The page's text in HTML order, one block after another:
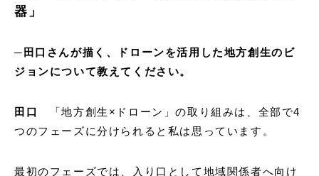
器」
─田口さんが描く、ドローンを活用した地方創生のビ
ジョンについて教えてください。
田口
「地方創生×ドローン」の取り組みは、全部で4
つのフェーズに分けられると私は思っています。
最初のフェーズでは、入り口として地域関係者へ向け